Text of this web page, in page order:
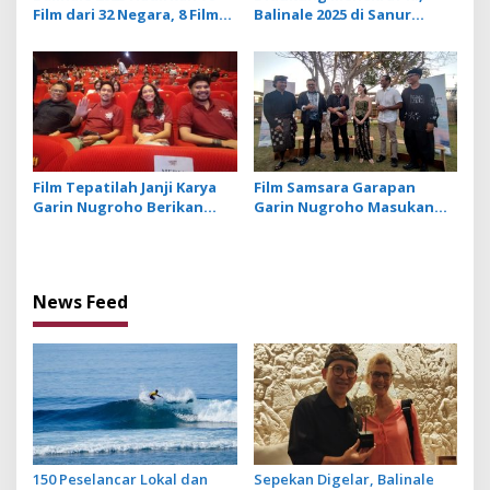
Film dari 32 Negara, 8 Film
Balinale 2025 di Sanur
Lewat Sinema dan
Pendidikan
Film Tepatilah Janji Karya
Garin Nugroho Berikan
Film Samsara Garapan
Garin Nugroho Masukan
News Feed
150 Peselancar Lokal dan
Sepekan Digelar, Balinale